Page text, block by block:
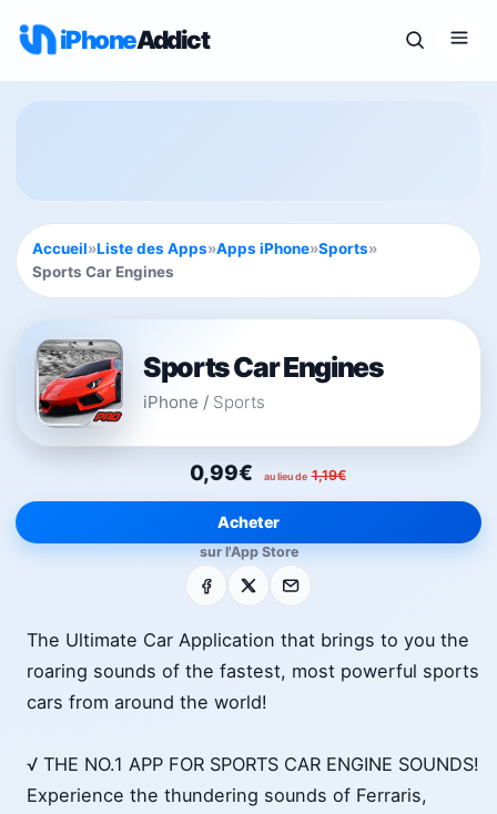
iPhoneAddict
Accueil»Liste des Apps»Apps iPhone»Sports»
Sports Car Engines
Sports Car Engines
iPhone / Sports
0,99€ au lieu de 1,19€
Acheter
sur l'App Store
Facebook E-mail
The Ultimate Car Application that brings to you the
roaring sounds of the fastest, most powerful sports
cars from around the world!
√ THE NO.1 APP FOR SPORTS CAR ENGINE SOUNDS!
Experience the thundering sounds of Ferraris,